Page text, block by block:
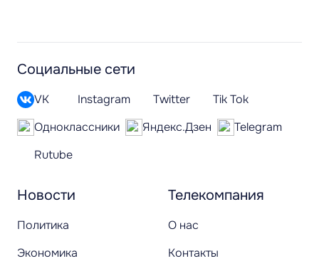
Новости
Политика
Экономика
Телекомпания
О нас
Контакты
Социальные сети
VK Instagram Twitter
Tik Tok
Одноклассники
Яндекс.Дзен
Telegram
Rutube